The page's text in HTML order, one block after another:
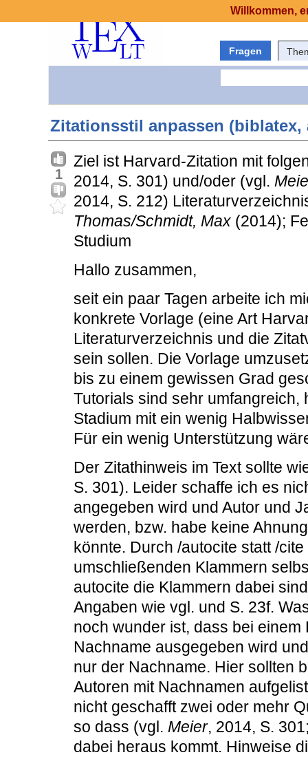
Fragen
Zitationsstil anpassen (biblatex,
1
Ziel ist Harvard-Zitation mit
2014, S. 301) und/oder (vgl.
2014, S. 212)
Thomas/Schmidt, Max (2014);
Studium
Hallo zusammen,
seit ein paar Tagen arbeite ich
konkrete Vorlage (eine Art
Literaturverzeichnis und die
sein sollen. Die Vorlage
bis zu einem gewissen Grad
Tutorials sind sehr umfangreich,
Stadium mit ein wenig
Für ein wenig Unterstützung
Der Zitathinweis im Text sollte
S. 301). Leider schaffe ich es
angegeben wird und Autor und
werden, bzw. habe keine
könnte. Durch /autocite statt /
umschließenden Klammern
autocite die Klammern dabei
Angaben wie vgl. und S. 23f.
noch wunder ist, dass bei
Nachname ausgegeben wird
nur der Nachname. Hier sollten
Autoren mit Nachnamen
nicht geschafft zwei oder mehr
so dass (vgl. Meier, 2014, S.
dabei heraus kommt. Hinweise
Willkommen,